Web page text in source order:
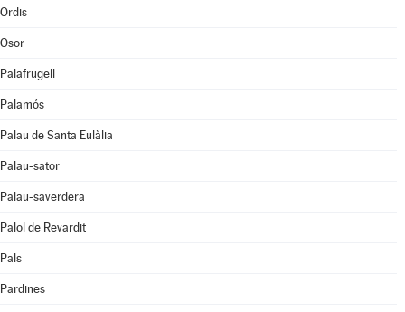
Ordis
Osor
Palafrugell
Palamós
Palau de Santa Eulàlia
Palau-sator
Palau-saverdera
Palol de Revardit
Pals
Pardines